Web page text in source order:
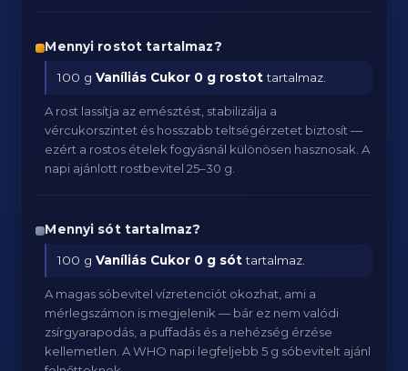
Mennyi rostot tartalmaz?
100 gVaníliás Cukor 0 g rostottartalmaz.
A rost lassítja az emésztést, stabilizálja a
vércukorszintet és hosszabb teltségérzetet biztosít —
ezért a rostos ételek fogyásnál különösen hasznosak. A
napi ajánlott rostbevitel 25–30 g.
Mennyi sót tartalmaz?
100 gVaníliás Cukor 0 g sóttartalmaz.
A magas sóbevitel vízretenciót okozhat, ami a
mérlegszámon is megjelenik — bár ez nem valódi
zsírgyarapodás, a puffadás és a nehézség érzése
kellemetlen. A WHO napi legfeljebb 5 g sóbevitelt ajánl